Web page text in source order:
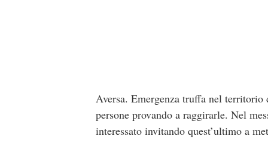
Aversa. Emergenza truffa nel
persone provando a raggirarle. Nel
interessato invitando quest’ultimo a